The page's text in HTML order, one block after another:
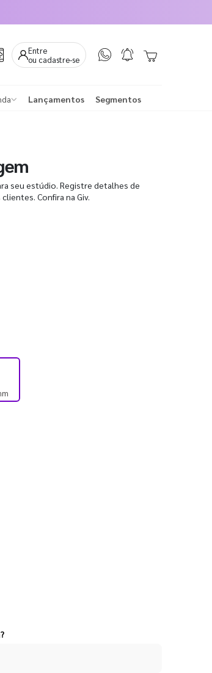
Entre
ou cadastre-se
Lançamentos Segmentos
seu estúdio. Registre detalhes de
Confira na Giv.